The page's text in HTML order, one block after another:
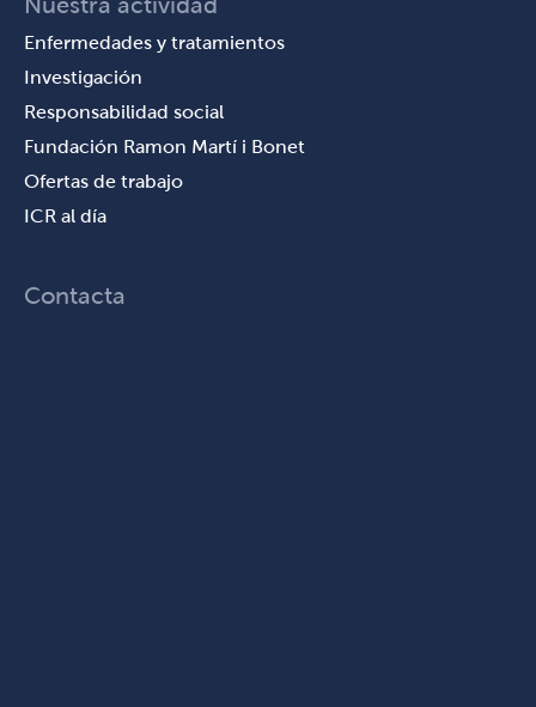
Enfermedades y tratamientos
Investigación
Responsabilidad social
Fundación Ramon Martí i Bonet
Ofertas de trabajo
ICR al día
Contacta